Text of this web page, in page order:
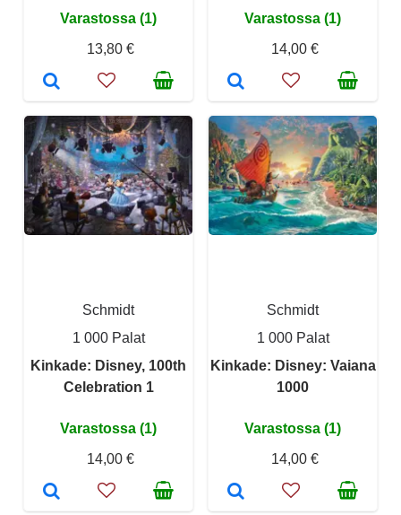
Varastossa (1)
13,80 €
Varastossa (1)
14,00 €
Schmidt
1 000 Palat
Kinkade: Disney, 100th
Celebration 1
Varastossa (1)
14,00 €
Schmidt
1 000 Palat
Kinkade: Disney: Vaiana
1000
Varastossa (1)
14,00 €